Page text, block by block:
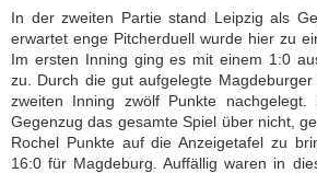
In der zweiten Partie stand Leipzig als
erwartet enge Pitcherduell wurde hier zu
Im ersten Inning ging es mit einem 1:0
zu. Durch die gut aufgelegte
zweiten Inning zwölf Punkte
Gegenzug das gesamte Spiel über nicht,
Rochel Punkte auf die Anzeigetafel zu
16:0 für Magdeburg. Auffällig waren in